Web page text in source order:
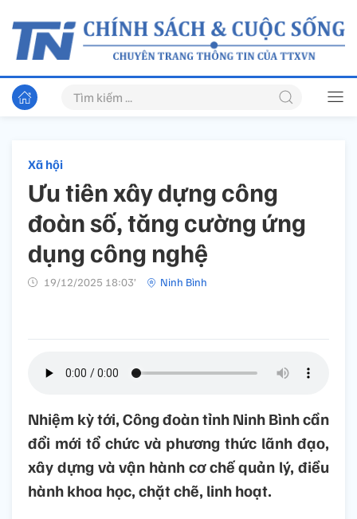
Xã hội
Ưu tiên xây dựng công
đoàn số, tăng cường ứng
dụng công nghệ
19/12/2025 18:03’ Ninh Bình
Nhiệm kỳ tới, Công đoàn tỉnh Ninh Bình cần
đổi mới tổ chức và phương thức lãnh đạo,
xây dựng và vận hành cơ chế quản lý, điều
hành khoa học, chặt chẽ, linh hoạt.